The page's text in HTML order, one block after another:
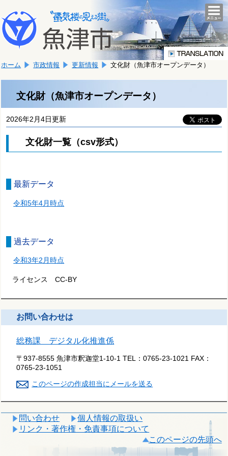
文
へ
移
ま
す。
こ
か
文
ホーム 市政情報 更新情報 文化財（魚津市オープンデータ）
文化財（魚津市オープンデータ）
2026年2月4日更新
文化財一覧（csv形式）
最新データ
令和5年4月時点
過去データ
令和3年2月時点
ライセンス CC-BY
お問い合わせは
総務課 デジタル化推進係
〒937-8555 魚津市釈迦堂1-10-1 TEL：0765-23-1021 FAX：
0765-23-1051
このページの作成担当にメールを送る
問い合わせ
個人情報の取扱い
リンク・著作権・免責事項について
このページの先頭へ